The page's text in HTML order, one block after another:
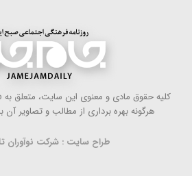
كلیه حقوق مادی و معنوی این سایت، متعلق
هرگونه بهره ‌برداری از مطالب و تصاویر آن
طراح سایت : شرکت نوآوران